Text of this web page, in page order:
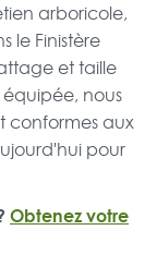
arboricole,
le Finistère
et taille
nous
conformes aux
pour
Obtenez votre